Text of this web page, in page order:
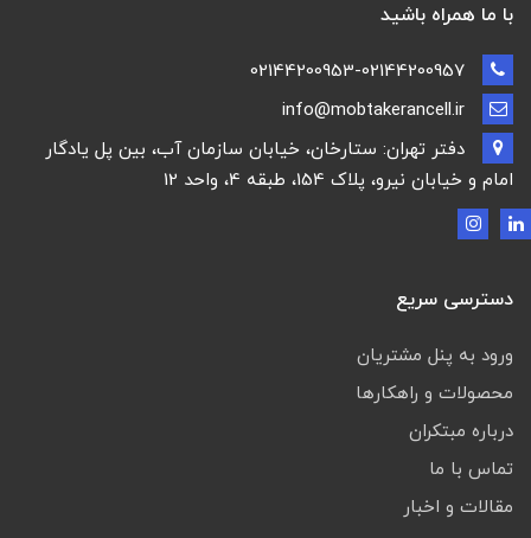
با ما همراه باشید
دفتر تهران: ستارخان، خیابان سازمان آب، بین پل یادگار
امام و خیابان نیرو، پلاک 154، طبقه 4، واحد 12
دسترسی سریع
ورود به پنل مشتریان
محصولات و راهکارها
درباره مبتکران
تماس با ما
مقالات و اخبار